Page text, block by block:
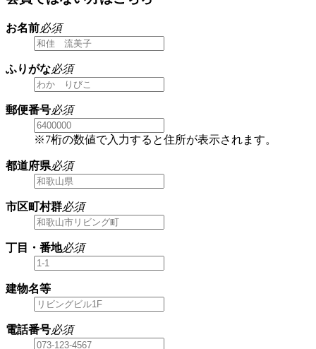
お名前必須
ふりがな必須
郵便番号必須
※7桁の数値で入力すると住所が表示されます。
都道府県必須
市区町村群必須
丁目・番地必須
建物名等
電話番号必須